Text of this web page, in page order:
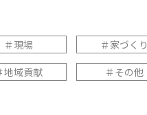
＃現場 ＃家づくり
地域貢献 ＃その他